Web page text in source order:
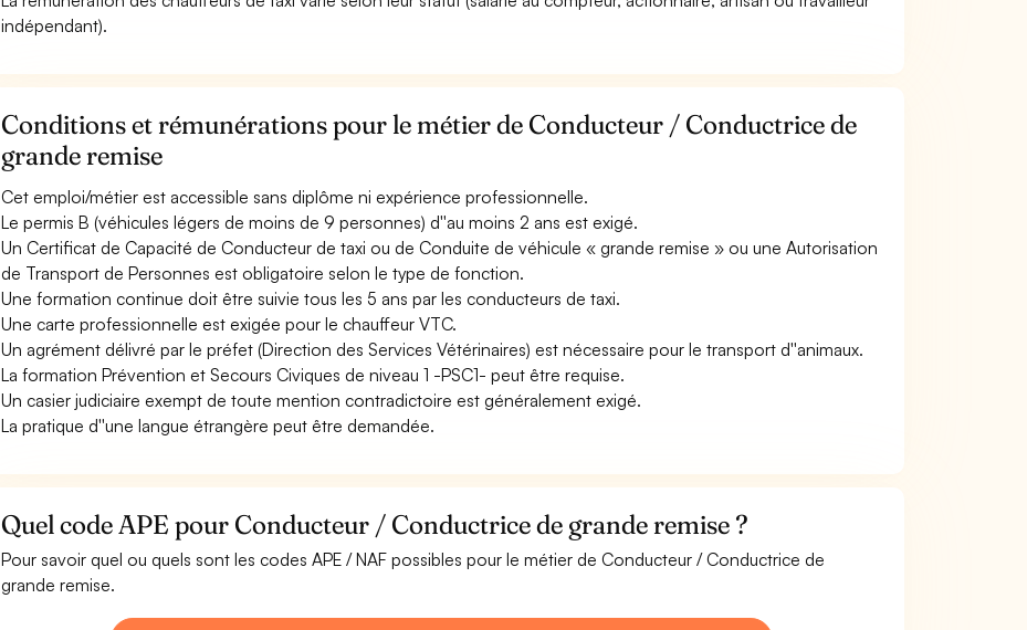
indépendant).
Conditions et rémunérations pour le métier de Conducteur / Conductrice de
grande remise
Cet emploi/métier est accessible sans diplôme ni expérience professionnelle.
Le permis B (véhicules légers de moins de 9 personnes) d''au moins 2 ans est exigé.
Un Certificat de Capacité de Conducteur de taxi ou de Conduite de véhicule « grande remise » ou une Autorisation
de Transport de Personnes est obligatoire selon le type de fonction.
Une formation continue doit être suivie tous les 5 ans par les conducteurs de taxi.
Une carte professionnelle est exigée pour le chauffeur VTC.
Un agrément délivré par le préfet (Direction des Services Vétérinaires) est nécessaire pour le transport d''animaux.
La formation Prévention et Secours Civiques de niveau 1 -PSC1- peut être requise.
Un casier judiciaire exempt de toute mention contradictoire est généralement exigé.
La pratique d''une langue étrangère peut être demandée.
Quel code APE pour Conducteur / Conductrice de grande remise ?
Pour savoir quel ou quels sont les codes APE / NAF possibles pour le métier de Conducteur / Conductrice de
grande remise.